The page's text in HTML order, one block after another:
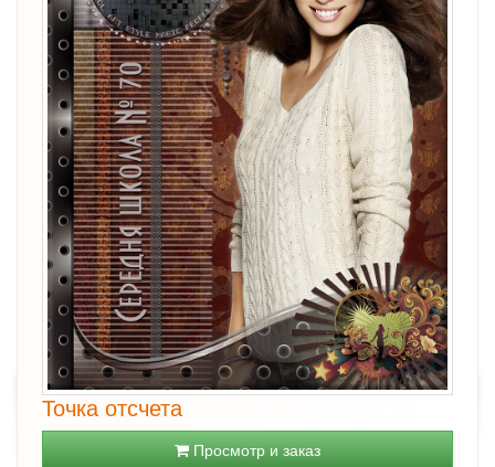
Точка отсчета
Просмотр и заказ